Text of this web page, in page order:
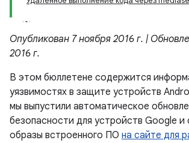
Опубликован 7 ноября 2016 г. |
2016 г.
В этом бюллетене содержится
уязвимостях в защите устройств
мы выпустили автоматическое
безопасности для устройств Google и
образы встроенного ПО на сайте для